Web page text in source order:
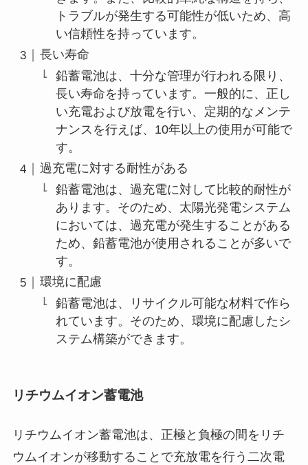
トラブルが発生する可能性が低いため、高
い信頼性を持っています。
長い寿命
鉛蓄電池は、十分な管理が行われる限り、
長い寿命を持っています。一般的に、正し
い充電および放電を行い、定期的なメンテ
ナンスを行えば、10年以上の使用が可能で
す。
過充電に対する耐性がある
鉛蓄電池は、過充電に対して比較的耐性が
あります。そのため、太陽光発電システム
においては、過充電が発生することがある
ため、鉛蓄電池が使用されることが多いで
す。
環境に配慮
鉛蓄電池は、リサイクル可能な材料で作ら
れています。そのため、環境に配慮したシ
ステム構築ができます。
リチウムイオン蓄電池
リチウムイオン蓄電池は、正極と負極の間をリチ
ウムイオンが移動することで充放電を行う二次電